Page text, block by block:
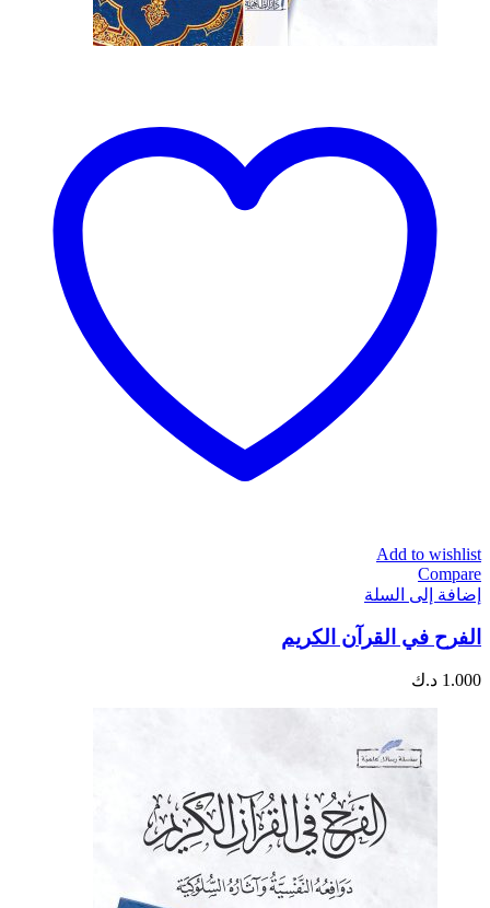
Add to wishlist
Compare
إضافة إلى السلة
الفرح في القرآن الكريم
1.000 د.ك